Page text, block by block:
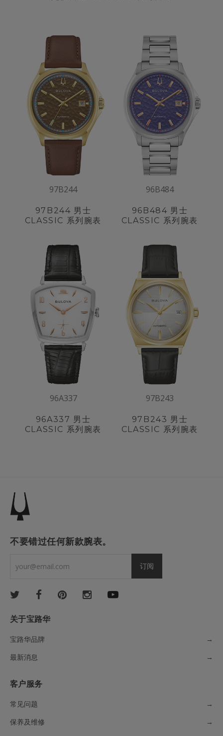
97B244
97B244 男士
CLASSIC 系列腕表
96B484
96B484 男士
CLASSIC 系列腕表
96A337
96A337 男士
CLASSIC 系列腕表
97B243
97B243 男士
CLASSIC 系列腕表
不要错过任何新款腕表。
关于宝路华
宝路华品牌 →
最新消息 →
客户服务
常见问题 →
保养及维修 →